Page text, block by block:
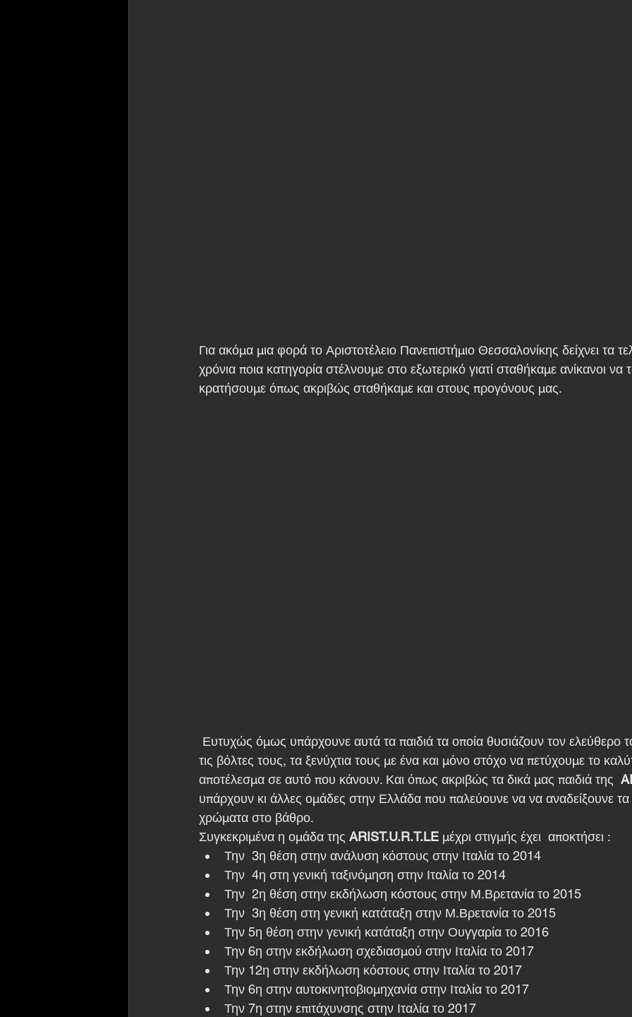
Για ακόμα μια φορά το Αριστοτέλειο Πανεπιστήμιο Θεσσαλονίκης δείχνει τα
χρόνια ποια κατηγορία στέλνουμε στο εξωτερικό γιατί σταθήκαμε ανίκανοι να
κρατήσουμε όπως ακριβώς σταθήκαμε και στους προγόνους μας.
τις βόλτες τους, τα ξενύχτια τους με ένα και μόνο στόχο να πετύχουμε το
αποτέλεσμα σε αυτό που κάνουν. Και όπως ακριβώς τα δικά μας παιδιά της
υπάρχουν κι άλλες ομάδες στην Ελλάδα που παλεύουνε να να αναδείξουνε
χρώματα στο βάθρο.
Συγκεκριμένα η ομάδα της ARIST.U.R.T.LE μέχρι στιγμής έχει  αποκτήσει :
Την  3η θέση στην ανάλυση κόστους στην Ιταλία το 2014
Την  4η στη γενική ταξινόμηση στην Ιταλία το 2014
Την  2η θέση στην εκδήλωση κόστους στην Μ.Βρετανία το 2015
Την  3η θέση στη γενική κατάταξη στην Μ.Βρετανία το 2015
Την 5η θέση στην γενική κατάταξη στην Ουγγαρία το 2016
Την 6η στην εκδήλωση σχεδιασμού στην Ιταλία το 2017
Την 12η στην εκδήλωση κόστους στην Ιταλία το 2017
Την 6η στην αυτοκινητοβιομηχανία στην Ιταλία το 2017
Την 7η στην επιτάχυνσης στην Ιταλία το 2017